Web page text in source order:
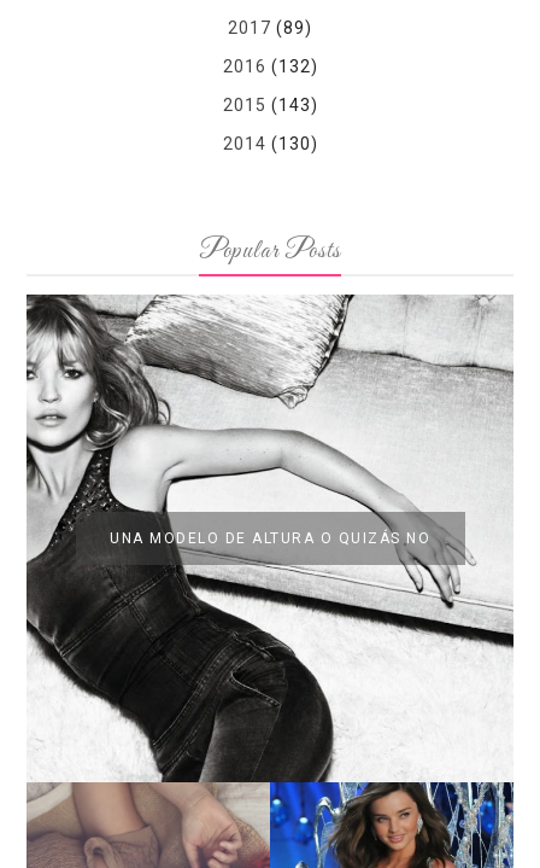
2017 (89)
2016 (132)
2015 (143)
2014 (130)
Popular Posts
UNA MODELO DE ALTURA O QUIZÁS NO